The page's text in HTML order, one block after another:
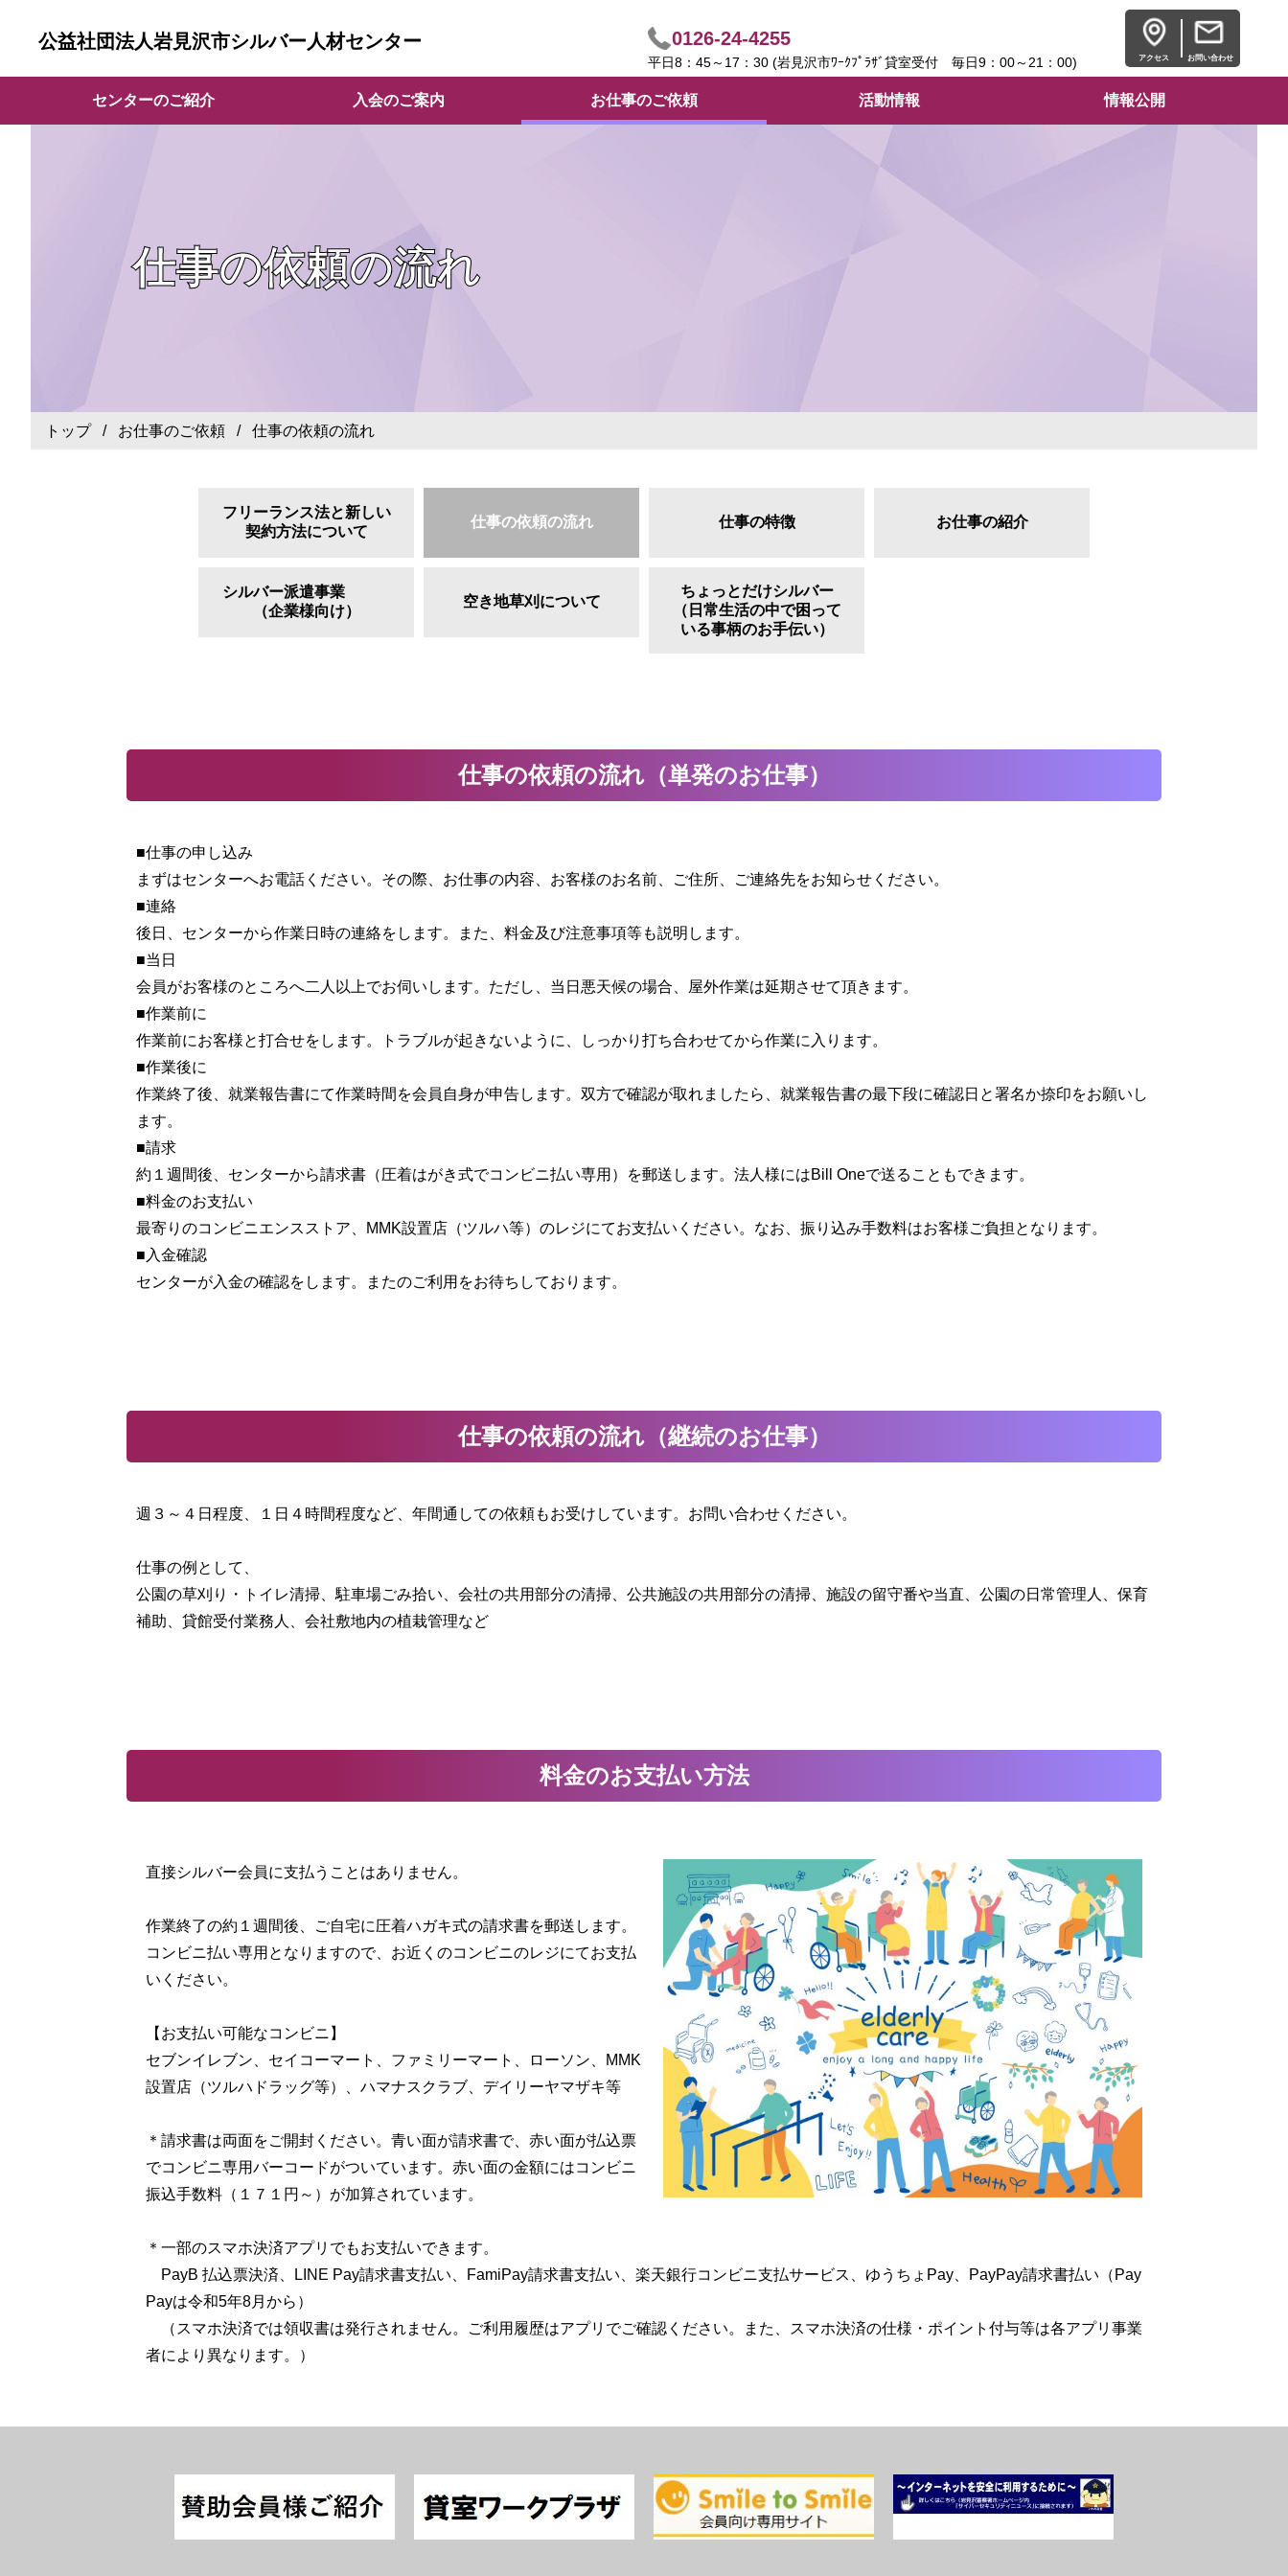
公益社団法人岩見沢市シルバー人材センター 0126-24-4255
平日8：45～17：30 (岩見沢市ﾜｰｸﾌﾟﾗｻﾞ貸室受付 毎日9：00～21：00) アクセス お問い合わせ
センターのご紹介 入会のご案内 お仕事のご依頼 活動情報 情報公開
仕事の依頼の流れ
トップ/ お仕事のご依頼 / 仕事の依頼の流れ
フリーランス法と新しい
契約方法について
仕事の依頼の流れ 仕事の特徴 お仕事の紹介
シルバー派遣事業
（企業様向け）
空き地草刈について
ちょっとだけシルバー
（日常生活の中で困って
いる事柄のお手伝い）
仕事の依頼の流れ（単発のお仕事）
■仕事の申し込み
まずはセンターへお電話ください。その際、お仕事の内容、お客様のお名前、ご住所、ご連絡先をお知らせください。
■連絡
後日、センターから作業日時の連絡をします。また、料金及び注意事項等も説明します。
■当日
会員がお客様のところへ二人以上でお伺いします。ただし、当日悪天候の場合、屋外作業は延期させて頂きます。
■作業前に
作業前にお客様と打合せをします。トラブルが起きないように、しっかり打ち合わせてから作業に入ります。
■作業後に
作業終了後、就業報告書にて作業時間を会員自身が申告します。双方で確認が取れましたら、就業報告書の最下段に確認日と署名か捺印をお願いし
ます。
■請求
約１週間後、センターから請求書（圧着はがき式でコンビニ払い専用）を郵送します。法人様にはBill Oneで送ることもできます。
■料金のお支払い
最寄りのコンビニエンスストア、
MMK設置店（ツルハ等）のレジにてお支払いください。なお、振り込み手数料はお客様ご負担となります。
■入金確認
センターが入金の確認をします。またのご利用をお待ちしております。
仕事の依頼の流れ（継続のお仕事）
週３～４日程度、１日４時間程度など、年間通しての依頼もお受けしています。お問い合わせください。
仕事の例として、
公園の草刈り・トイレ清掃、駐車場ごみ拾い、会社の共用部分の清掃、公共施設の共用部分の清掃、施設の留守番や当直、公園の日常管理人、保育
補助、貸館受付業務人、会社敷地内の植栽管理など
料金のお支払い方法
直接シルバー会員に支払うことはありません。
作業終了の約１週間後、ご自宅に圧着ハガキ式の請求書を郵送します。
コンビニ払い専用となりますので、お近くのコンビニのレジにてお支払
いください。
【お支払い可能なコンビニ】
セブンイレブン、セイコーマート、ファミリーマート、ローソン、MMK
設置店（ツルハドラッグ等）、ハマナスクラブ、デイリーヤマザキ等
＊請求書は両面をご開封ください。青い面が請求書で、赤い面が払込票
でコンビニ専用バーコードがついています。赤い面の金額にはコンビニ
振込手数料（１７１円～）が加算されています。
＊一部のスマホ決済アプリでもお支払いできます。
PayB 払込票決済、LINE Pay請求書支払い、FamiPay請求書支払い、楽天銀行コンビニ支払サービス、ゆうちょPay、PayPay請求書払い（Pay
Payは令和5年8月から）
（スマホ決済では領収書は発行されません。ご利用履歴はアプリでご確認ください。また、スマホ決済の仕様・ポイント付与等は各アプリ事業
者により異なります。）